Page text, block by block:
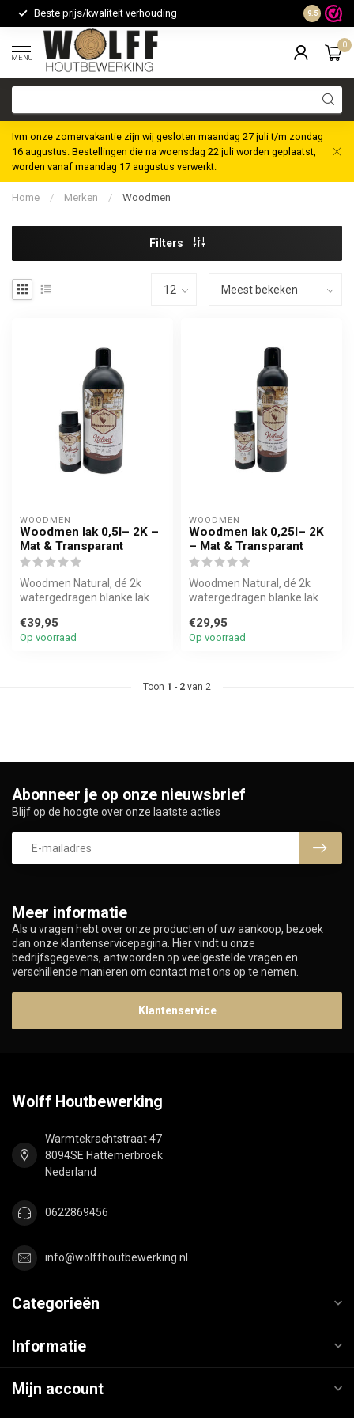
Beste prijs/kwaliteit verhouding Maatwerk
9.5
MENU
0
Ivm onze zomervakantie zijn wij gesloten maandag 27 juli t/m zondag
16 augustus. Bestellingen die na woensdag 22 juli worden geplaatst,
worden vanaf maandag 17 augustus verwerkt.
Home / Merken / Woodmen
Filters
WOODMEN
Woodmen lak 0,5l– 2K –
Mat & Transparant
Woodmen Natural, dé 2k
watergedragen blanke lak
uitstrali...
€39,95
Op voorraad
WOODMEN
Woodmen lak 0,25l– 2K
– Mat & Transparant
Woodmen Natural, dé 2k
watergedragen blanke lak
uitstrali...
€29,95
Op voorraad
Toon 1 - 2 van 2
Meer informatie
Als u vragen hebt over onze producten of uw aankoop, bezoek
dan onze klantenservicepagina. Hier vindt u onze
bedrijfsgegevens, antwoorden op veelgestelde vragen en
verschillende manieren om contact met ons op te nemen.
Klantenservice
Abonneer je op onze nieuwsbrief
Blijf op de hoogte over onze laatste acties
Wolff Houtbewerking
Warmtekrachtstraat 47
8094SE Hattemerbroek
Nederland
0622869456
info@wolffhoutbewerking.nl
Categorieën
Informatie
Mijn account